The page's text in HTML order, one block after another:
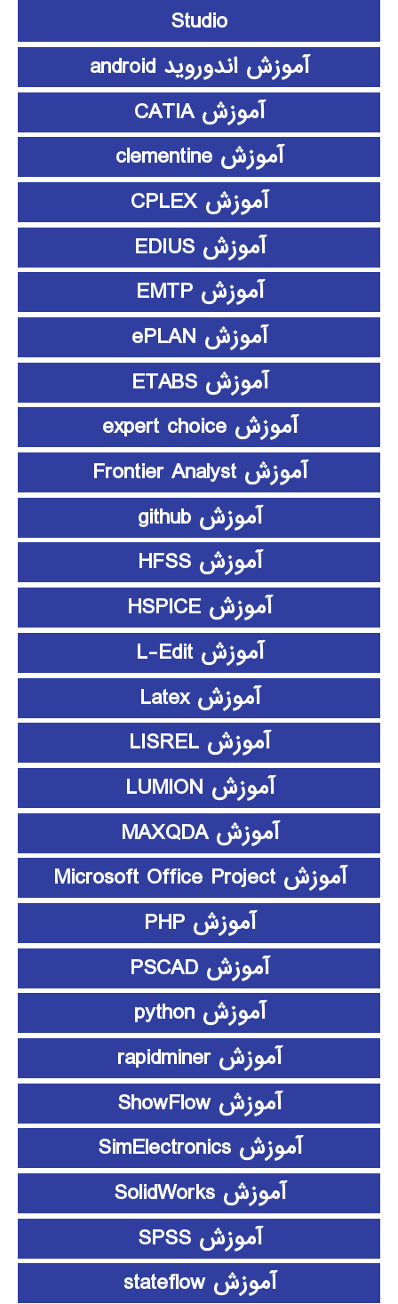
Studio
آموزش اندوروید android
آموزش CATIA
آموزش clementine
آموزش CPLEX
آموزش EDIUS
آموزش EMTP
آموزش ePLAN
آموزش ETABS
آموزش expert choice
آموزش Frontier Analyst
آموزش github
آموزش HFSS
آموزش HSPICE
آموزش L-Edit
آموزش Latex
آموزش LISREL
آموزش LUMION
آموزش MAXQDA
آموزش Microsoft Office Project
آموزش PHP
آموزش PSCAD
آموزش python
آموزش rapidminer
آموزش ShowFlow
آموزش SimElectronics
آموزش SolidWorks
آموزش SPSS
آموزش stateflow